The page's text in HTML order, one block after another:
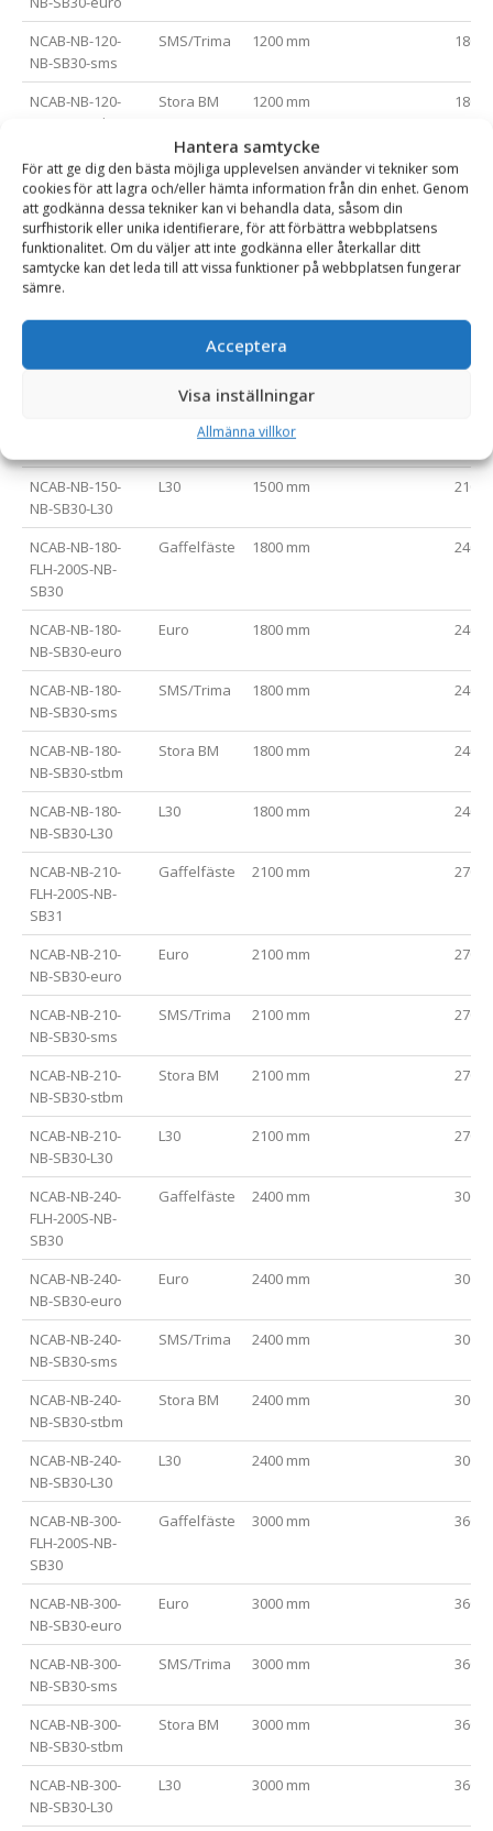
Hantera samtycke
För att ge dig den bästa möjliga upplevelsen använder vi tekniker som
cookies för att lagra och/eller hämta information från din enhet. Genom
att godkänna dessa tekniker kan vi behandla data, såsom din
surfhistorik eller unika identifierare, för att förbättra webbplatsens
funktionalitet. Om du väljer att inte godkänna eller återkallar ditt
samtycke kan det leda till att vissa funktioner på webbplatsen fungerar
sämre.
Acceptera
Visa inställningar
Allmänna villkor
NCAB-NB-120-
NB-SB30-sms
SMS/Trima 1200 mm 1800
NCAB-NB-120-
NB-SB30-stbm
Stora BM 1200 mm 1800
NCAB-NB-120-
NB-SB30-L30
L30 1200 mm 1800
NCAB-NB-150-
FLH-200S-NB-
SB30
Gaffelfäste 1500 mm
NB-SB30-euro
NCAB-NB-150-
SMS/Trima 1500 mm 2100
Stora BM 1500 mm
NCAB-NB-150-
NB-SB30-L30
L30 1500 mm 2100
NCAB-NB-180-
FLH-200S-NB-
SB30
Gaffelfäste 1800 mm 2400
NCAB-NB-180-
NB-SB30-euro
Euro 1800 mm 2400
NCAB-NB-180-
NB-SB30-sms
SMS/Trima 1800 mm 2400
NCAB-NB-180-
NB-SB30-stbm
Stora BM 1800 mm 2400
NCAB-NB-180-
NB-SB30-L30
L30 1800 mm 2400
NCAB-NB-210-
FLH-200S-NB-
SB31
Gaffelfäste 2100 mm 2700
NCAB-NB-210-
NB-SB30-euro
Euro 2100 mm 2700
NCAB-NB-210-
NB-SB30-sms
SMS/Trima 2100 mm 2700
NCAB-NB-210-
NB-SB30-stbm
Stora BM 2100 mm 2700
NCAB-NB-210-
NB-SB30-L30
L30 2100 mm 2700
NCAB-NB-240-
FLH-200S-NB-
SB30
Gaffelfäste 2400 mm 3000
NCAB-NB-240-
NB-SB30-euro
Euro 2400 mm 3000
NCAB-NB-240-
NB-SB30-sms
SMS/Trima 2400 mm 3000
NCAB-NB-240-
NB-SB30-stbm
Stora BM 2400 mm 3000
NCAB-NB-240-
NB-SB30-L30
L30 2400 mm 3000
NCAB-NB-300-
FLH-200S-NB-
SB30
Gaffelfäste 3000 mm 3600
NCAB-NB-300-
NB-SB30-euro
Euro 3000 mm 3600
NCAB-NB-300-
NB-SB30-sms
SMS/Trima 3000 mm 3600
NCAB-NB-300-
NB-SB30-stbm
Stora BM 3000 mm 3600
NCAB-NB-300-
NB-SB30-L30
L30 3000 mm 3600